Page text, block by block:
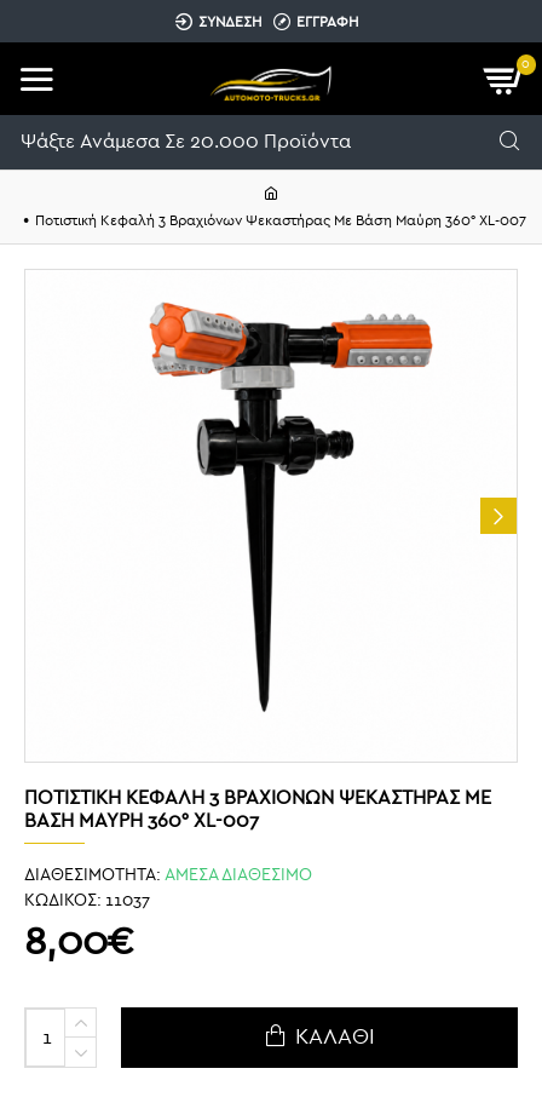
ΣΥΝΔΕΣΗ ΕΓΓΡΑΦΗ
0
Ποτιστική Κεφαλή 3 Βραχιόνων Ψεκαστήρας Με Βάση Μαύρη 360° XL-007
ΠΟΤΙΣΤΙΚΉ ΚΕΦΑΛΉ 3 ΒΡΑΧΙΌΝΩΝ ΨΕΚΑΣΤΉΡΑΣ ΜΕ
ΒΆΣΗ ΜΑΎΡΗ 360° XL-007
ΔΙΑΘΕΣΙΜΟΤΗΤΑ: ΑΜΕΣΑ ΔΙΑΘΕΣΙΜΟ
ΚΩΔΙΚΟΣ: 11037
8,00€
ΚΑΛΆΘΙ